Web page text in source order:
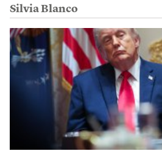
Silvia Blanco